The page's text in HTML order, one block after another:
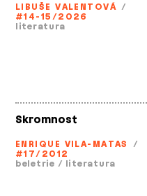
LIBUŠE VALENTOVÁ /
#14-15/2026
literatura
Skromnost
ENRIQUE VILA-MATAS
/
#17/2012
beletrie / literatura